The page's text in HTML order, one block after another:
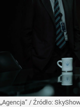
„Agencja” / Źródło: